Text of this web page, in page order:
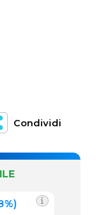
Condividi
)